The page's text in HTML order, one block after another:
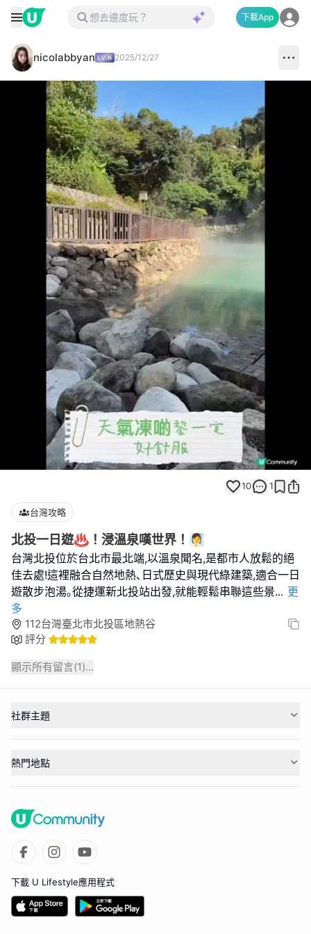
下載App
nicolabbyan 2025/12/27
Loaded
66.67%
Unmute
10 1
台灣攻略
北投一日遊♨️！浸溫泉嘆世界！🧖‍♀️
台灣北投位於台北市最北端,以溫泉聞名,是都市人放鬆的絕
佳去處!這裡融合自然地熱､日式歷史與現代綠建築,適合一日
遊散步泡湯｡從捷運新北投站出發,就能輕鬆串聯這些景... 更
多
112台灣臺北市北投區地熱谷
評分
顯示所有留言(1)...
社群主題
熱門地點
下載 U Lifestyle應用程式